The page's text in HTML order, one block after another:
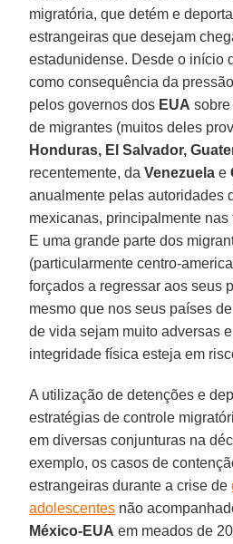
migratória, que detém e
estrangeiras que desejam
estadunidense. Desde o início
como consequência da
pelos governos dos EUA sobre
de migrantes (muitos deles
Honduras, El Salvador,
recentemente, daVenezuela e
anualmente pelas autoridades
mexicanas, principalmente nas
E uma grande parte dos
(particularmente centro-
forçados a regressar aos seus
mesmo que nos seus países
de vida sejam muito adversas
integridade física esteja em
A utilização de detenções e
estratégias de controle
em diversas conjunturas na
exemplo, os casos de
estrangeiras durante a crise de
adolescentes não
México-EUA em meados de